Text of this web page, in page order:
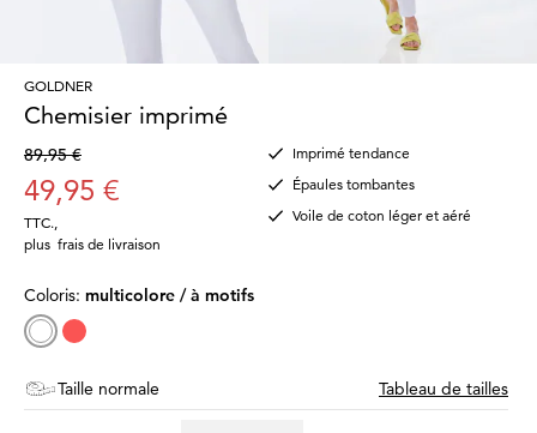
GOLDNER
Chemisier imprimé
89,95 €
49,95 €
TTC.
plus frais de livraison
Imprimé tendance
Épaules tombantes
Voile de coton léger et aéré
Coloris: multicolore / à motifs
Taille normale Tableau de tailles